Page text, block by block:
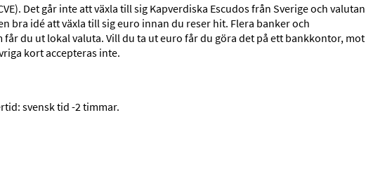
Det går inte att växla till sig Kapverdiska Escudos från Sverige och valutan
bra idé att växla till sig euro innan du reser hit. Flera banker och
du ut lokal valuta. Vill du ta ut euro får du göra det på ett bankkontor, mot
kort accepteras inte.
svensk tid -2 timmar.